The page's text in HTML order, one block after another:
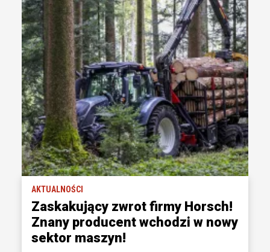
AKTUALNOŚCI
Zaskakujący zwrot firmy Horsch!
Znany producent wchodzi w nowy
sektor maszyn!